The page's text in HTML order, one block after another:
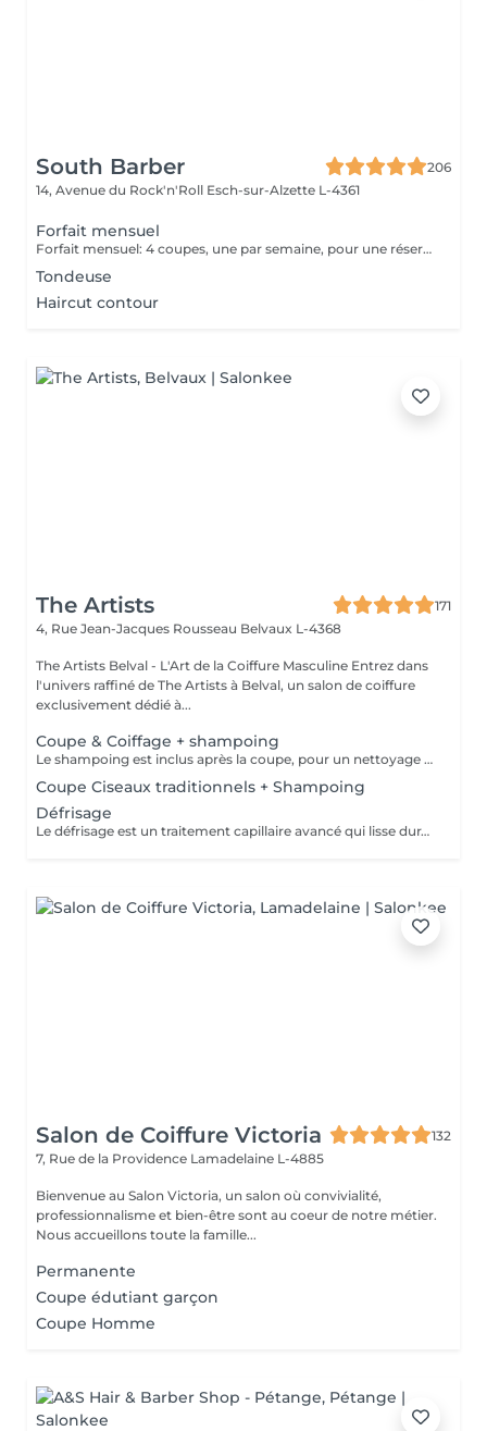
South Barber
206
14, Avenue du Rock'n'Roll Esch-sur-Alzette L-4361
Forfait mensuel
Forfait mensuel: 4 coupes, une par semaine, pour une réservation ou un renseignement nous restons joignable sur notre numéro: 26 30 07 57 Ou sur place directement
Tondeuse
Haircut contour
The Artists
171
4, Rue Jean-Jacques Rousseau Belvaux L-4368
The Artists Belval - L'Art de la Coiffure Masculine Entrez dans
l'univers raffiné de The Artists à Belval, un salon de coiffure
exclusivement dédié à...
Coupe & Coiffage + shampoing
Le shampoing est inclus après la coupe, pour un nettoyage en profondeur et un soin optimal. Le coiffage, réalisé en fin de prestation, garantit un style parfaitement maîtrisé et durable.
Coupe Ciseaux traditionnels + Shampoing
Défrisage
Le défrisage est un traitement capillaire avancé qui lisse durablement les cheveux, facilitant leur coiffage tout en éliminant les frisottis pour un résultat élégant et soigné. Le shampoing est inclus après la coupe, pour un nettoyage en profondeur et un soin optimal.
Salon de Coiffure Victoria
132
7, Rue de la Providence Lamadelaine L-4885
Bienvenue au Salon Victoria, un salon où convivialité,
professionnalisme et bien-être sont au coeur de notre métier.
Nous accueillons toute la famille...
Permanente
Coupe édutiant garçon
Coupe Homme